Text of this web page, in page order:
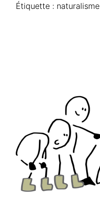
Étiquette : naturalisme